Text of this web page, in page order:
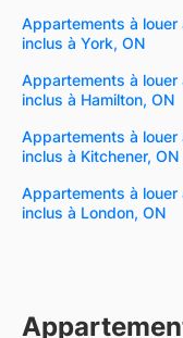
Appartements à
inclus à York, ON
Appartements à
inclus à Hamilton, ON
Appartements à
inclus à Kitchener, ON
Appartements à
inclus à London, ON